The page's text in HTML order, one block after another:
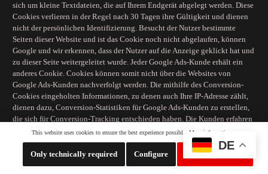
DE
sich um kleine Textdateien, die auf Ihrem Endgerät abgelegt werden. Diese
Cookies verlieren in der Regel nach 30 Tagen ihre Gültigkeit und dienen
nicht der persönlichen Identifizierung. Besucht der Nutzer bestimmte
Seiten dieser Website und ist das Cookie noch nicht abgelaufen, können
Google und wir erkennen, dass der Nutzer auf die Anzeige geklickt hat und
zu dieser Seite weitergeleitet wurde. Jeder Google Ads-Kunde erhält ein
anderes Cookie. Cookies können somit nicht über die Websites von
Google Ads-Kunden nachverfolgt werden. Die mithilfe des Conversion-
Cookies eingeholten Informationen, zu denen auch Ihre IP-Adresse zählt,
dienen dazu, Conversion-Statistiken für Google Ads-Kunden zu erstellen,
die sich für Conversion-Tracking entschieden haben. Die Kunden erfahren
die Gesamtanzahl der Nutzer, die auf ihre Anzeige geklickt haben und zu
einer mit einem Conversion-Tracking-Tag versehenen Seite weitergeleitet
wurden. Sie erhalten jedoch keine Informationen, mit denen sich Nutzer
persönlich identifizieren lassen. Im Rahmen der Nutzung von Google Ads
Whatsapp LiveChat
This website uses cookies to ensure the best experience possible. More information...
Only technically required Configure Accept all cookies